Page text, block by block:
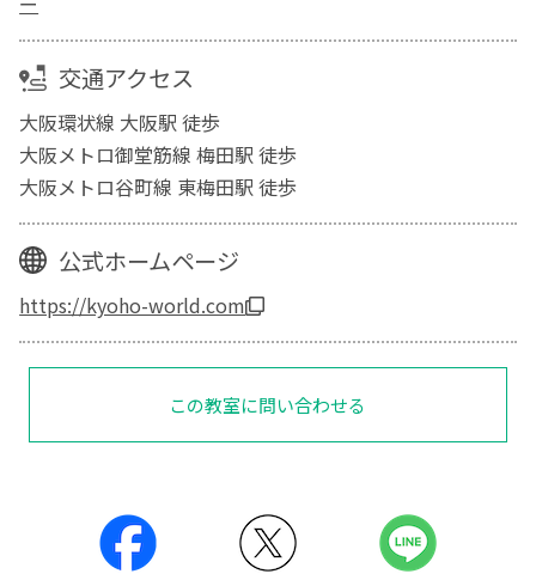
交通アクセス
大阪環状線 大阪駅 徒歩
大阪メトロ御堂筋線 梅田駅 徒歩
大阪メトロ谷町線 東梅田駅 徒歩
公式ホームページ
https://kyoho-world.com
この教室に問い合わせる